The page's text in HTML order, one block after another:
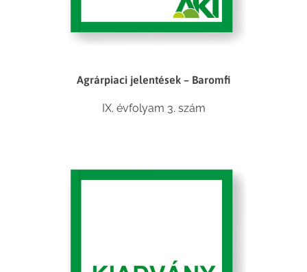
Agrárpiaci jelentések – Baromfi
IX. évfolyam 3. szám